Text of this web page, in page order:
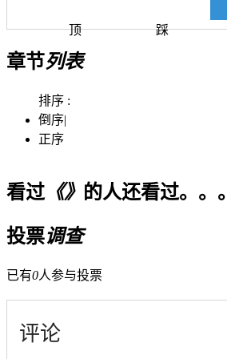
顶 踩
章节列表
排序 :
倒序|
正序
看过《》 的人还看过。。。
投票调查
已有0人参与投票
评论